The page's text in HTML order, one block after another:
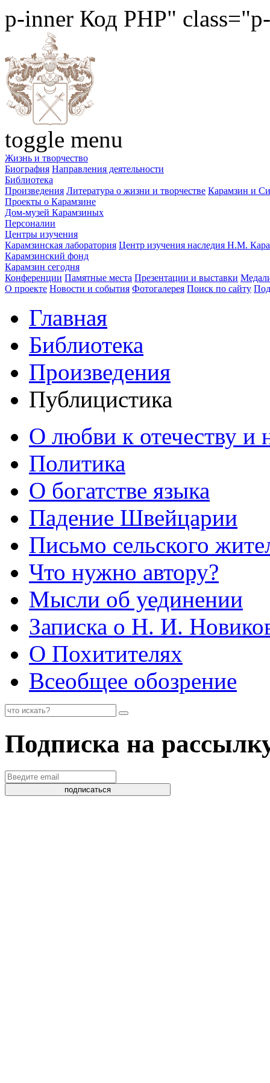
p-inner Код PHP"
toggle menu
Жизнь и творчество
Биография Направления деятельности
Библиотека
Произведения Литература о жизни и творчестве Карамзин и
Проекты о Карамзине
Дом-музей Карамзиных
Персоналии
Центры изучения
Карамзинская лаборатория Центр изучения наследия Н.М.
Карамзинский фонд
Карамзин сегодня
Конференции Памятные места Презентации и выставки
О проекте Новости и события Фотогалерея Поиск по сайту
Главная
Библиотека
Произведения
Публицистика
О любви к отечеству и
Политика
О богатстве языка
Падение Швейцарии
Письмо сельского
Что нужно автору?
Мысли об уединении
Записка о Н. И.
О Похитителях
Всеобщее обозрение
Подписка на
подписаться